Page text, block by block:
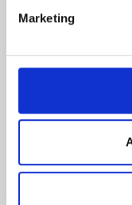
Marketing